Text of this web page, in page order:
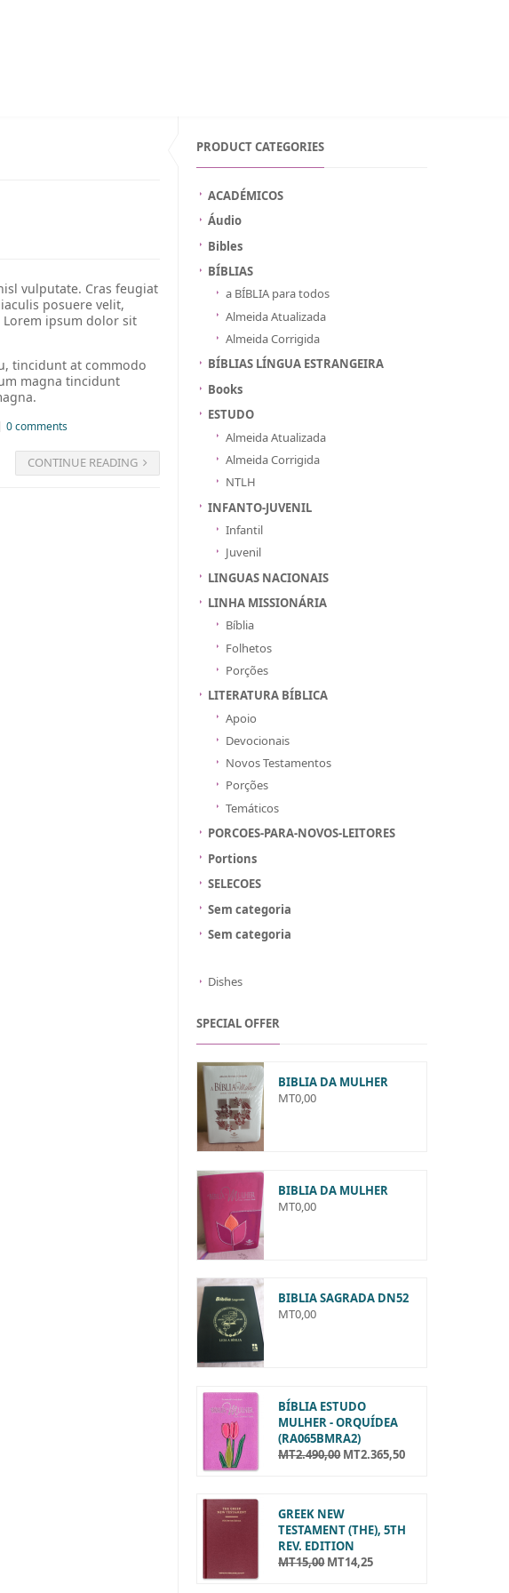
PRODUCT CATEGORIES
ACADÉMICOS
Áudio
Bibles
BÍBLIAS
a BÍBLIA para todos
Almeida Atualizada
Almeida Corrigida
BÍBLIAS LÍNGUA ESTRANGEIRA
Books
ESTUDO
Almeida Atualizada
Almeida Corrigida
NTLH
INFANTO-JUVENIL
Infantil
Juvenil
LINGUAS NACIONAIS
LINHA MISSIONÁRIA
Bíblia
Folhetos
Porções
LITERATURA BÍBLICA
Apoio
Devocionais
Novos Testamentos
Porções
Temáticos
PORCOES-PARA-NOVOS-LEITORES
Portions
SELECOES
Sem categoria
Sem categoria
Dishes
SPECIAL OFFER
BIBLIA DA MULHER
MT0,00
BIBLIA DA MULHER
MT0,00
BIBLIA SAGRADA DN52
MT0,00
BÍBLIA ESTUDO
MULHER - ORQUÍDEA
(RA065BMRA2)
O
ç
o
o
r
MT2.490,00O
ç
o
a
t
MT2.365,50
GREEK NEW
TESTAMENT (THE), 5TH
REV. EDITION
O
MT15,00OMT14,25
vulputate. Cras feugiat
posuere velit,
ipsum dolor sit
tincidunt at commodo
magna tincidunt
0 comments
CONTINUE READING